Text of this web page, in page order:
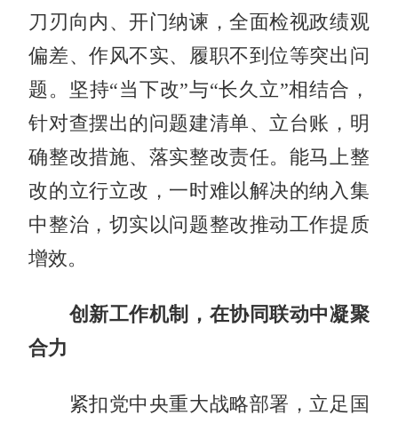
刀刃向内、开门纳谏，全面检视政绩观
偏差、作风不实、履职不到位等突出问
题。坚持“当下改”与“长久立”相结合，
针对查摆出的问题建清单、立台账，明
确整改措施、落实整改责任。能马上整
改的立行立改，一时难以解决的纳入集
中整治，切实以问题整改推动工作提质
增效。
创新工作机制，在协同联动中凝聚
合力
紧扣党中央重大战略部署，立足国